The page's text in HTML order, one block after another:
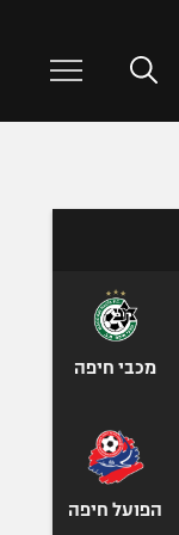
מכבי חיפה
הפועל חיפה